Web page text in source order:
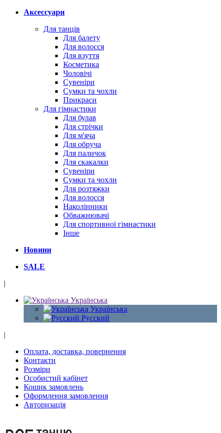
Аксессуари
Для танців
Для балету
Для волосся
Для взуття
Косметика
Чоловічі
Сувеніри
Сумки та чохли
Прикраси
Для гімнастики
Для булав
Для стрічки
Для м'яча
Для обруча
Для паличок
Для скакалки
Сувеніри
Сумки та чохли
Для розтяжки
Для волосся
Наколінники
Обважнювачі
Для спортивної гімнастики
Інше
Новини
SALE
|
Українська
Українська
Русский
|
Оплата, доставка, повернення
Контакти
Розміри
Особистий кабінет
Кошик замовлень
Оформлення замовлення
Авторизація